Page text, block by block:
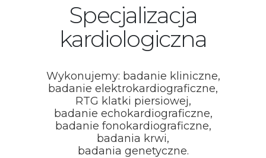
Specjalizacja
kardiologiczna
Wykonujemy: badanie kliniczne,
badanie elektrokardiograficzne,
RTG klatki piersiowej,
badanie echokardiograficzne,
badanie fonokardiograficzne,
badania krwi,
badania genetyczne.